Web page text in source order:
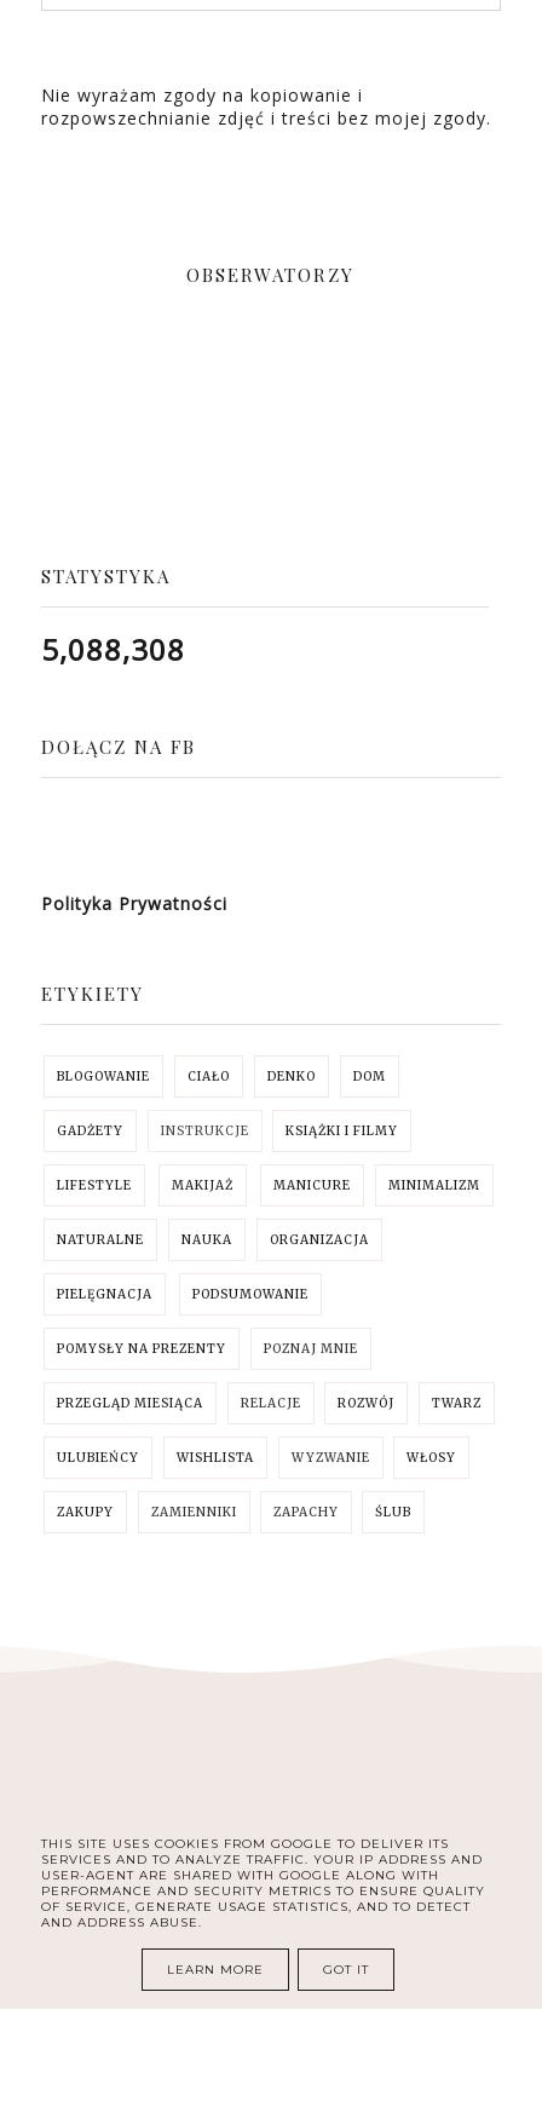
Nie wyrażam zgody na kopiowanie i
rozpowszechnianie zdjęć i treści bez mojej zgody.
OBSERWATORZY
STATYSTYKA
5,088,308
DOŁĄCZ NA FB
Polityka Prywatności
ETYKIETY
BLOGOWANIE CIAŁO DENKO DOM
GADŻETY INSTRUKCJE KSIĄŻKI I FILMY
LIFESTYLE MAKIJAŻ MANICURE MINIMALIZM
NATURALNE NAUKA ORGANIZACJA
PIELĘGNACJA PODSUMOWANIE
POMYSŁY NA PREZENTY POZNAJ MNIE
PRZEGLĄD MIESIĄCA RELACJE ROZWÓJ TWARZ
ULUBIEŃCY WISHLISTA WYZWANIE WŁOSY
ZAKUPY ZAMIENNIKI ZAPACHY ŚLUB
FACEBOOK INSTAGRAM
KOBIET | SELF CARE, ORGANIZACJA, ROZWÓJ I LIFESTYLE
BLOG DESIGN: KAROGRAFIA.PL
THIS SITE USES COOKIES FROM GOOGLE TO DELIVER ITS
SERVICES AND TO ANALYZE TRAFFIC. YOUR IP ADDRESS AND
USER-AGENT ARE SHARED WITH GOOGLE ALONG WITH
PERFORMANCE AND SECURITY METRICS TO ENSURE QUALITY
OF SERVICE, GENERATE USAGE STATISTICS, AND TO DETECT
AND ADDRESS ABUSE.
LEARN MORE GOT IT